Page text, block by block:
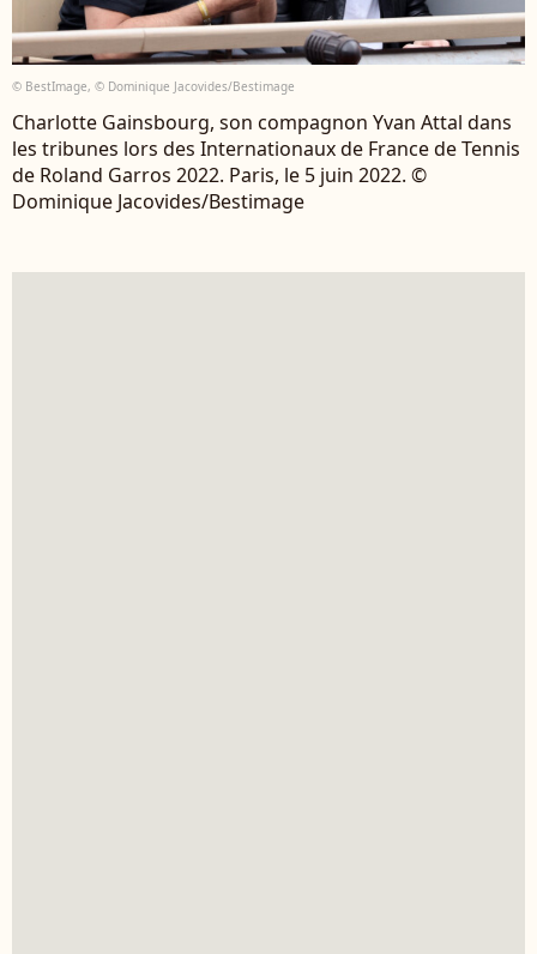
© BestImage, © Dominique Jacovides/Bestimage
Charlotte Gainsbourg, son compagnon Yvan Attal dans
les tribunes lors des Internationaux de France de Tennis
de Roland Garros 2022. Paris, le 5 juin 2022. ©
Dominique Jacovides/Bestimage